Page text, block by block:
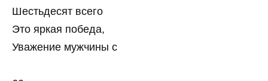
Шестьдесят всего
Это яркая победа,
Уважение мужчины с